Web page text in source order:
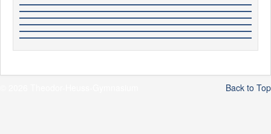
Back to Top